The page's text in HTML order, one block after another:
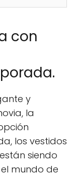
con
y
la
los vestidos
siendo
mundo de